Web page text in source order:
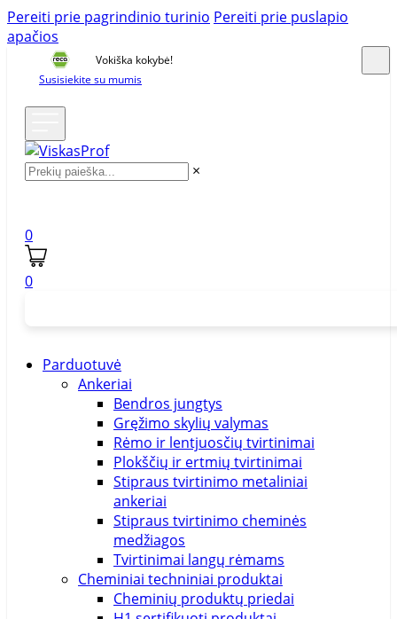
Pereiti prie pagrindinio turinio Pereiti prie puslapio
apačios
Vokiška kokybė!
Susisiekite su mumis
×
0
0
Parduotuvė
Ankeriai
Bendros jungtys
Gręžimo skylių valymas
Rėmo ir lentjuosčių tvirtinimai
Plokščių ir ertmių tvirtinimai
Stipraus tvirtinimo metaliniai
ankeriai
Stipraus tvirtinimo cheminės
medžiagos
Tvirtinimai langų rėmams
Cheminiai techniniai produktai
Cheminių produktų priedai